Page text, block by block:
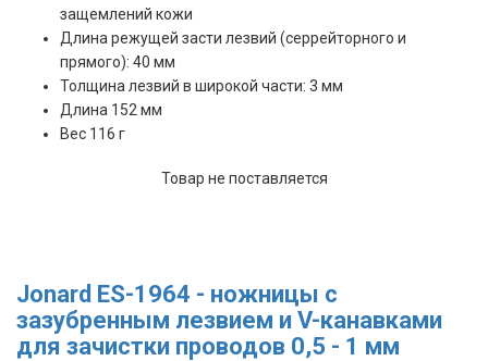
защемлений кожи
Длина режущей засти лезвий (серрейторного и
прямого): 40 мм
Толщина лезвий в широкой части: 3 мм
Длина 152 мм
Вес 116 г
Товар не поставляется
Jonard ES-1964 - ножницы с
зазубренным лезвием и V-канавками
для зачистки проводов 0,5 - 1 мм